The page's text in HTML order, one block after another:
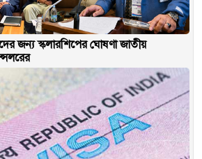
জন্য স্কলারশিপের ঘোষণা জাতীয়